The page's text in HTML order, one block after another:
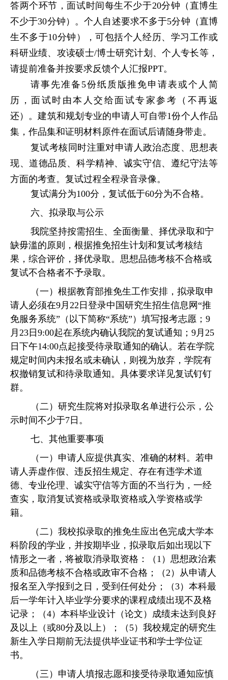
答两个环节，面试时间每生不少于20分钟（直博生
不少于30分钟）。个人自述要求不多于5分钟（直博
生不多于10分钟），可包括个人经历、学习工作或
科研业绩、攻读硕士/博士研究计划、个人专长等，
请提前准备并按要求反馈个人汇报PPT。
请事先准备 5份纸质版推免申请表或个人简
历，面试时由本人交给面试专家参考（不再返
还）。建筑和规划专业的申请人可自带1份个人作品
集，作品集和证明材料原件在面试后请随身带走。
复试考核同时注重对申请人政治态度、思想表
现、道德品质、科学精神、诚实守信、遵纪守法等
方面的考查。 复试过程全程录音录像。
复试满分为100分，复试低于60分为不合格。
六、拟录取与公示
我院坚持按需招生、全面衡量、择优录取和宁
缺毋滥的原则，根据推免招生计划和复试考核结
果，综合评价，择优录取。思想品德考核不合格或
复试不合格者不予录取。
（一）根据教育部推免生工作安排，拟录取申
请人 必须在9月22日登录中国研究生招生信息网“推
免服务系统”（以下简称“系统”）填写报考志愿 ； 9
月23日9:00起在系统内确认我院的复试通知 ； 9月25
日下午14:00点起接受待录取通知的确认。若在学院
规定时间内未报名或未确认，则视为放弃，学院有
权撤销复试和待录取通知。 具体要求详见复试钉钉
群。
（二）研究生院将对拟录取名单进行公示，公
示时间不少于7日。
七、其他重要事项
（一）申请人应提供真实、准确的材料。若申
请人弄虚作假、违反招生规定、存在有违学术道
德、专业伦理、诚实守信等方面的不当行为，一经
查实，取消复试资格或录取资格或入学资格或学
籍。
（二）我校拟录取的推免生应出色完成大学本
科阶段的学业，并按期毕业，拟录取后如出现以下
情形之一者，将被取消录取资格：（ 1）思想政治素
质和品德考核不合格或政审不合格；（2）从申请人
报名至入学报到之日，受到任何处分；（3）本科最
后一学年计入毕业学分要求的课程成绩出现不及格
记录；（4）本科毕业设计（论文）成绩未达到良好
及以上（或80分及以上）；（5）我校规定的研究生
新生入学日期前无法提供毕业证书和学士学位证
书。
（三）申请人填报志愿和接受待录取通知应慎